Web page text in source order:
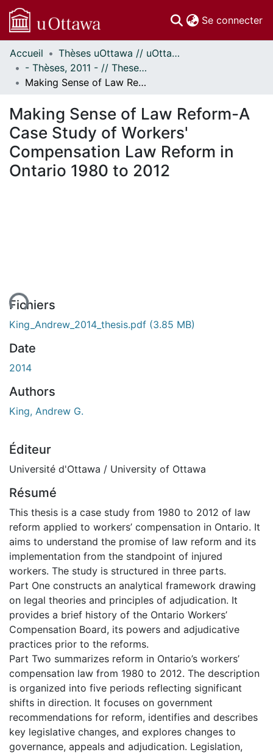
Se connecter
Communautés
et collections
Parcourir
À propos
Accueil
Thèses uOttawa // uOttawa Theses
- Thèses, 2011 - // Theses, 2011 -
Making Sense of Law Reform-A Case Study of Workers' Compensation Law Reform in Ontario 1980 to 2012
Making Sense of Law Reform-A
Case Study of Workers'
Compensation Law Reform in
Ontario 1980 to 2012
Fichiers
King_Andrew_2014_thesis.pdf (3.85 MB)
Date
2014
Authors
King, Andrew G.
Éditeur
Université d'Ottawa / University of Ottawa
Résumé
This thesis is a case study from 1980 to 2012 of law
reform applied to workers’ compensation in Ontario. It
aims to understand the promise of law reform and its
implementation from the standpoint of injured
workers. The study is structured in three parts.
Part One constructs an analytical framework drawing
on legal theories and principles of adjudication. It
provides a brief history of the Ontario Workers’
Compensation Board, its powers and adjudicative
practices prior to the reforms.
Part Two summarizes reform in Ontario’s workers’
compensation law from 1980 to 2012. The description
is organized into five periods reflecting significant
shifts in direction. It focuses on government
recommendations for reform, identifies and describes
key legislative changes, and explores changes to
governance, appeals and adjudication. Legislation,